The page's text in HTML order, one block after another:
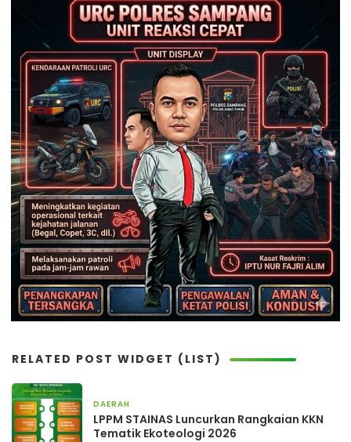
RELATED POST WIDGET (LIST)
DAERAH
LPPM STAINAS Luncurkan Rangkaian KKN
Tematik Ekoteologi 2026